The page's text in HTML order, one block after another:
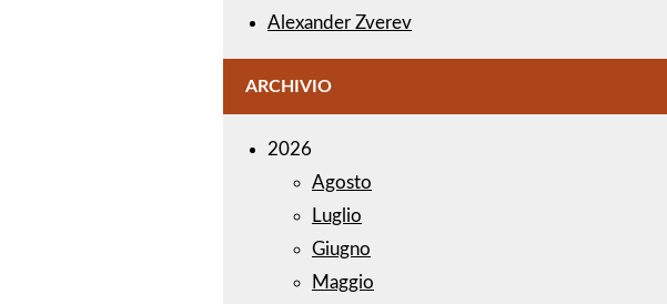
Alexander Zverev
ARCHIVIO
2026
Agosto
Luglio
Giugno
Maggio